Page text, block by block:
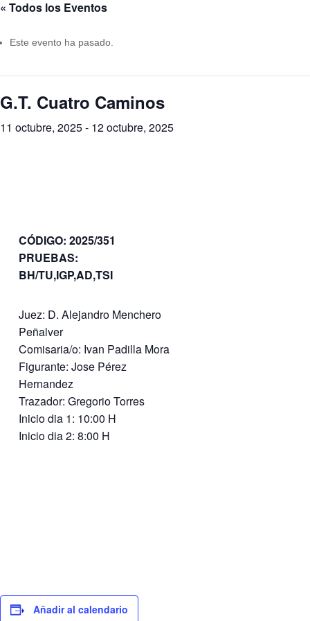
« Todos los Eventos
Este evento ha pasado.
G.T. Cuatro Caminos
11 octubre, 2025- 12 octubre, 2025
CÓDIGO: 2025/351
PRUEBAS:
BH/TU,IGP,AD,TSI
Juez: D. Alejandro Menchero
Peñalver
Comisaria/o: Ivan Padilla Mora
Figurante: Jose Pérez
Hernandez
Trazador: Gregorio Torres
Inicio dia 1: 10:00 H
Inicio dia 2: 8:00 H
Añadir al calendario